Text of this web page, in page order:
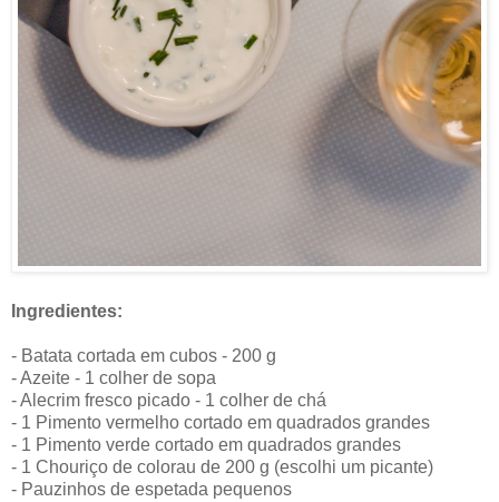
Ingredientes:
- Batata cortada em cubos - 200 g
- Azeite - 1 colher de sopa
- Alecrim fresco picado - 1 colher de chá
- 1 Pimento vermelho cortado em quadrados grandes
- 1 Pimento verde cortado em quadrados grandes
- 1 Chouriço de colorau de 200 g (escolhi um picante)
- Pauzinhos de espetada pequenos